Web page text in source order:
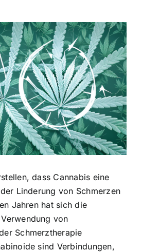
dass Cannabis eine
Linderung von Schmerzen
Jahren hat sich die
von
Schmerztherapie
sind Verbindungen,